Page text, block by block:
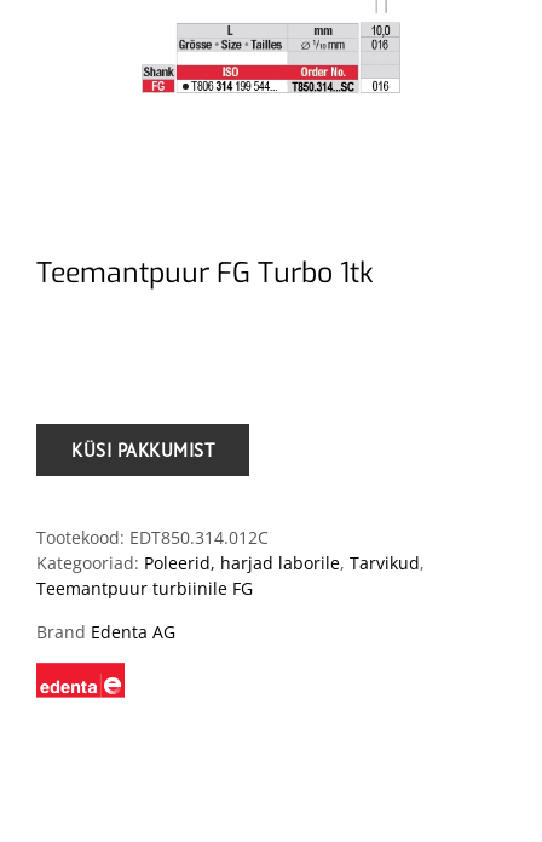
Teemantpuur FG Turbo 1tk
Tootekood: EDT850.314.012C
Kategooriad: Poleerid, harjad laborile, Tarvikud,
Teemantpuur turbiinile FG
Brand Edenta AG